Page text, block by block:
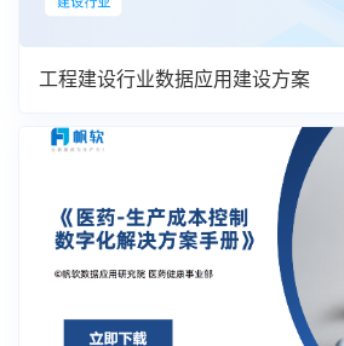
工程建设行业数据应用建设方案